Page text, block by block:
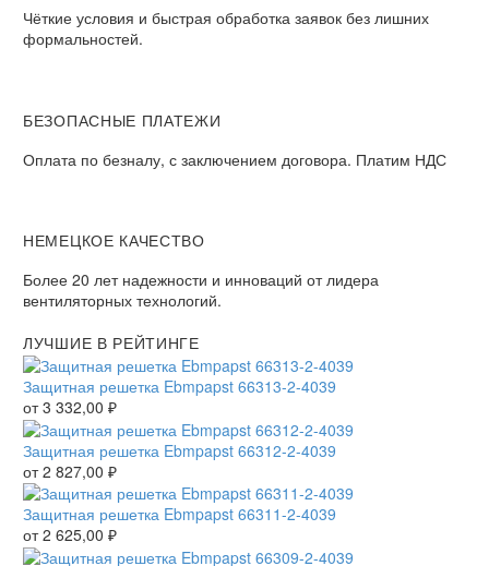
Чёткие условия и быстрая обработка заявок без лишних
формальностей.
БЕЗОПАСНЫЕ ПЛАТЕЖИ
Оплата по безналу, с заключением договора. Платим НДС
НЕМЕЦКОЕ КАЧЕСТВО
Более 20 лет надежности и инноваций от лидера
вентиляторных технологий.
ЛУЧШИЕ В РЕЙТИНГЕ
Защитная решетка Ebmpapst 66313-2-4039
от3 332,00 ₽
Защитная решетка Ebmpapst 66312-2-4039
от2 827,00 ₽
Защитная решетка Ebmpapst 66311-2-4039
от2 625,00 ₽